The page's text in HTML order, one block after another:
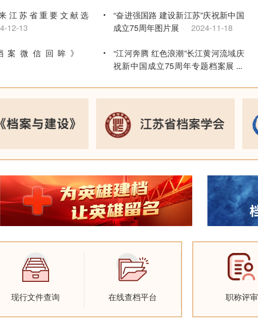
江苏省重要文献选
12-13
案微信回眸》
得南京出版社2022年
“奋进强国路 建设新江苏”庆祝新中国
成立75周年图片展
2024-11-18
“江河奔腾 红色浪潮”长江黄河流域庆
祝新中国成立75周年专题档案展 ...
利75周年长三角档案联展
2024-09-30
现行文件查询 在线查档平台 职称评审